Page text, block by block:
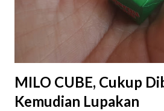
MILO CUBE, Cukup
Kemudian Lupakan